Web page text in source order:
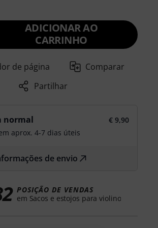
ADICIONAR AO
CARRINHO
de página
Comparar
Partilhar
normal
€ 9,90
aprox. 4-7 dias úteis
de envio
POSIÇÃO DE VENDAS
em Sacos e estojos para violino